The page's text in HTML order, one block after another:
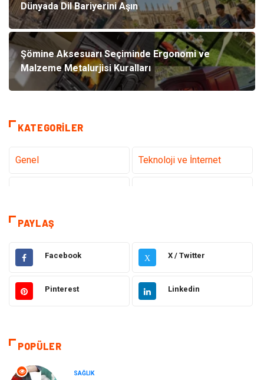
Dünyada Dil Bariyerini Aşın
Şömine Aksesuarı Seçiminde Ergonomi ve
Malzeme Metalurjisi Kuralları
KATEGORILER
Genel Teknoloji ve İnternet
Dekorasyon
Hukuk Elektrik & Elektronik
Giyim Makine
Otomotiv
Keyif ve Hobi
PAYLAŞ
Facebook X X / Twitter
Pinterest Linkedin
POPÜLER
SAĞLIK